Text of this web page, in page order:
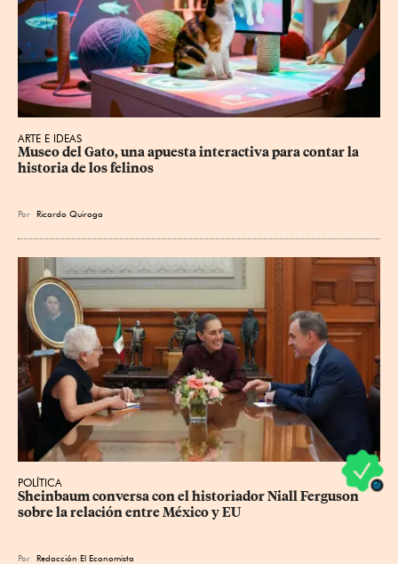
ARTE E IDEAS
Museo del Gato, una apuesta interactiva para contar la
historia de los felinos
Por Ricardo Quiroga
POLÍTICA
Sheinbaum conversa con el historiador Niall Ferguson
sobre la relación entre México y EU
Por Redacción El Economista